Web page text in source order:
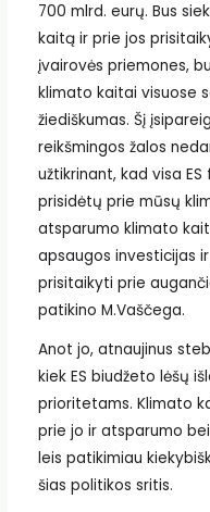
700 mlrd. eurų. Bus
kaitą ir prie jos
įvairovės priemones,
klimato kaitai visuose
žiediškumas. Šį
reikšmingos žalos
užtikrinant, kad visa
prisidėtų prie mūsų
atsparumo klimato
apsaugos investicijas
prisitaikyti prie
patikino M.Vaščega.
Anot jo, atnaujinus
kiek ES biudžeto lėšų
prioritetams. Klimato
prie jo ir atsparumo
leis patikimiau
šias politikos sritis.